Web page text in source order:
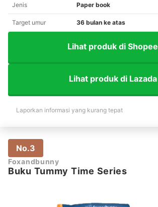
Jenis Paper book
Target umur 36 bulan ke atas
Lihat produk di Shopee
Lihat produk di Lazada
Laporkan informasi yang kurang tepat
No.3
Foxandbunny
Buku Tummy Time Series